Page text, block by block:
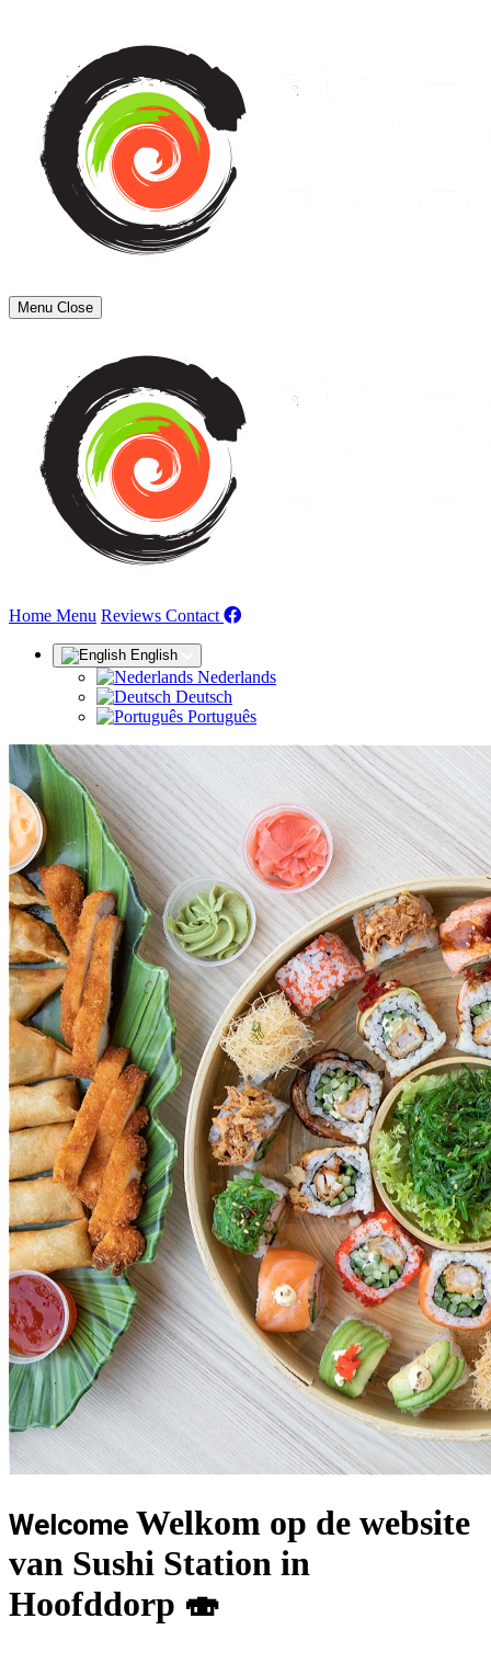
Menu Close
Home (current)
Menu Reviews Contact
English
Nederlands
Deutsch
Português
Welcome Welkom op de website
van Sushi Station in
Hoofddorp 🍣